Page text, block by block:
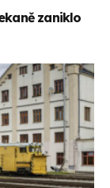
zaniklo